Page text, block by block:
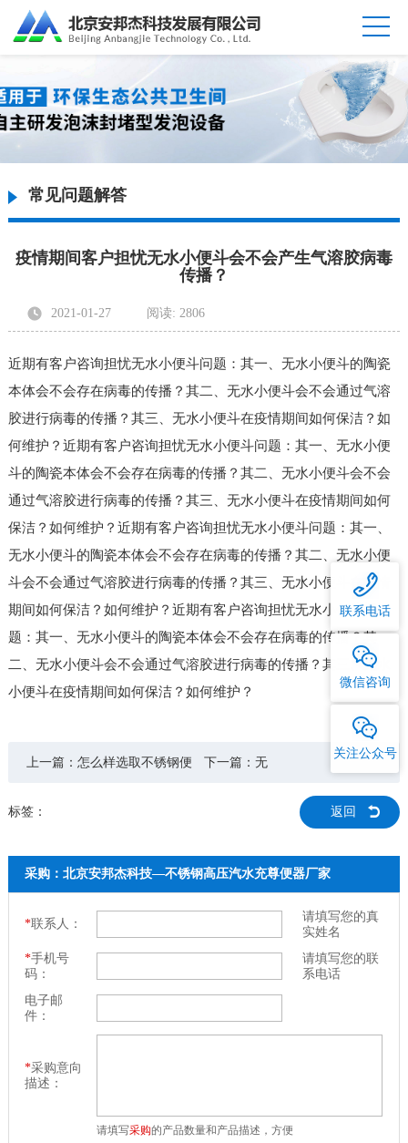
常见问题解答
疫情期间客户担忧无水小便斗会不会产生气溶胶病毒
传播？
2021-01-27 阅读: 2806
近期有客户咨询担忧无水小便斗问题：其一、无水小便斗的陶瓷
本体会不会存在病毒的传播？其二、无水小便斗会不会通过气溶
胶进行病毒的传播？其三、无水小便斗在疫情期间如何保洁？如
何维护？近期有客户咨询担忧无水小便斗问题：其一、无水小便
斗的陶瓷本体会不会存在病毒的传播？其二、无水小便斗会不会
通过气溶胶进行病毒的传播？其三、无水小便斗在疫情期间如何
保洁？如何维护？近期有客户咨询担忧无水小便斗问题：其一、
无水小便斗的陶瓷本体会不会存在病毒的传播？其二、无水小便
斗会不会通过气溶胶进行病毒的传播？其三、无水小便斗在疫情
期间如何保洁？如何维护？近期有客户咨询担忧无水小便斗问
题：其一、无水小便斗的陶瓷本体会不会存在病毒的传播？其
二、无水小便斗会不会通过气溶胶进行病毒的传播？其三、无水
小便斗在疫情期间如何保洁？如何维护？
上一篇： 怎么样选取不锈钢便
器？
下一篇：无
标签： 返回
采购：北京安邦杰科技—不锈钢高压汽水充尊便器厂家
*联系人：
请填写您的真
实姓名
*手机号
码：
请填写您的联
系电话
电子邮
件：
*采购意向
描述：
请填写采购的产品数量和产品描述，方便
联系电话
微信咨询
关注公众号